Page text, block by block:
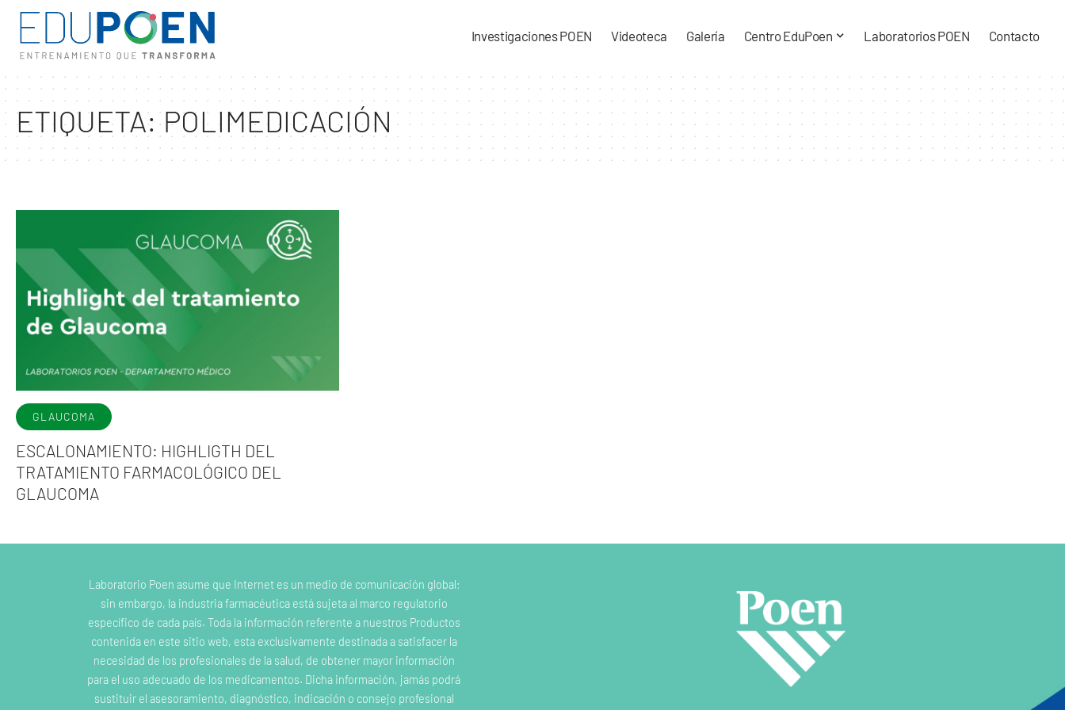
Investigaciones POEN Videoteca Galería Centro EduPoen Laboratorios POEN Contacto
ETIQUETA:POLIMEDICACIÓN
GLAUCOMA
ESCALONAMIENTO: HIGHLIGTH DEL
TRATAMIENTO FARMACOLÓGICO DEL
GLAUCOMA
Laboratorio Poen asume que Internet es un medio de comunicación global;
sin embargo, la industria farmacéutica está sujeta al marco regulatorio
específico de cada país. Toda la información referente a nuestros Productos
contenida en este sitio web, esta exclusivamente destinada a satisfacer la
necesidad de los profesionales de la salud, de obtener mayor información
para el uso adecuado de los medicamentos. Dicha información, jamás podrá
sustituir el asesoramiento, diagnóstico, indicación o consejo profesional